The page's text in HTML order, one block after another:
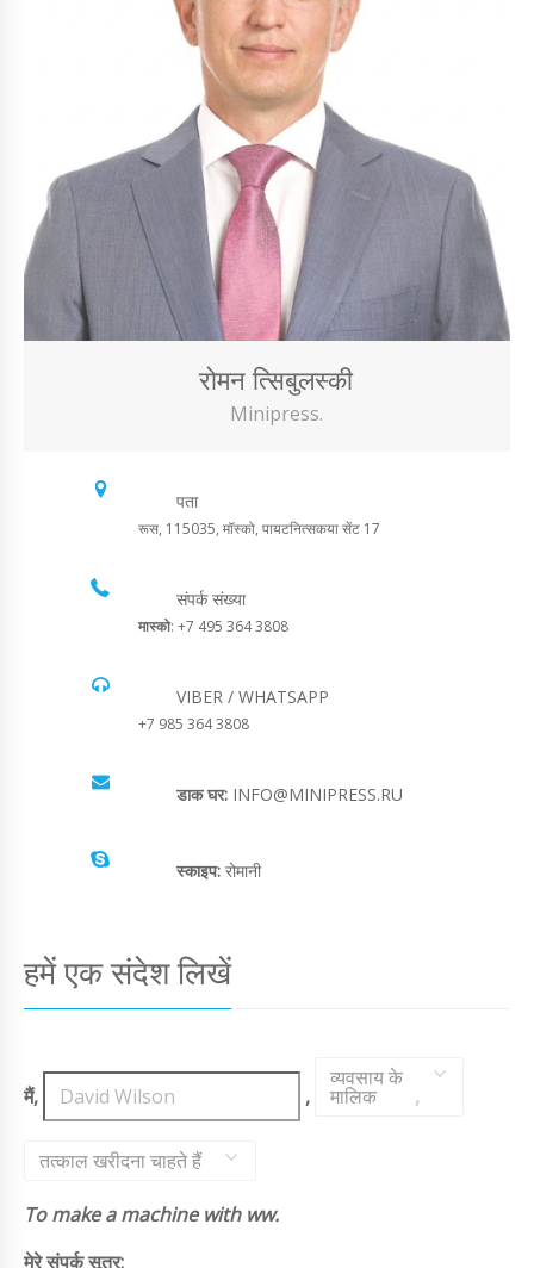
रोमन त्सिबुलस्की
Minipress.
पता
रूस, 115035, मॉस्को, पायटनित्सकया सेंट 17
संपर्क संख्या
मास्को: +7 495 364 3808
VIBER / WHATSAPP
+7 985 364 3808
डाक घर: INFO@MINIPRESS.RU
स्काइप: रोमानी
हमें एक संदेश लिखें
मैं, ,
व्यवसाय के
मालिक ,
तत्काल खरीदना चाहते हैं
To make a machine with ww.
मेरे संपर्क सूत्र: